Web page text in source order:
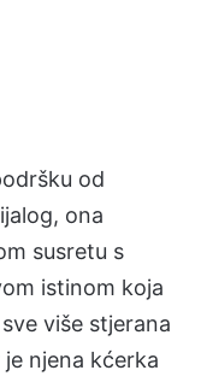
od
ona
susretu s
istinom koja
više stjerana
njena kćerka